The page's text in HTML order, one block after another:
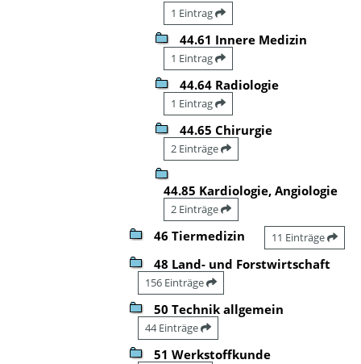
1 Eintrag
44.61 Innere Medizin
1 Eintrag
44.64 Radiologie
1 Eintrag
44.65 Chirurgie
2 Einträge
44.85 Kardiologie, Angiologie
2 Einträge
46 Tiermedizin 11 Einträge
48 Land- und Forstwirtschaft
156 Einträge
50 Technik allgemein
44 Einträge
51 Werkstoffkunde